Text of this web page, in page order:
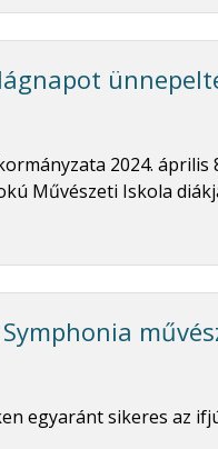
2024.
Művészeti Iskola
egyaránt sikeres az